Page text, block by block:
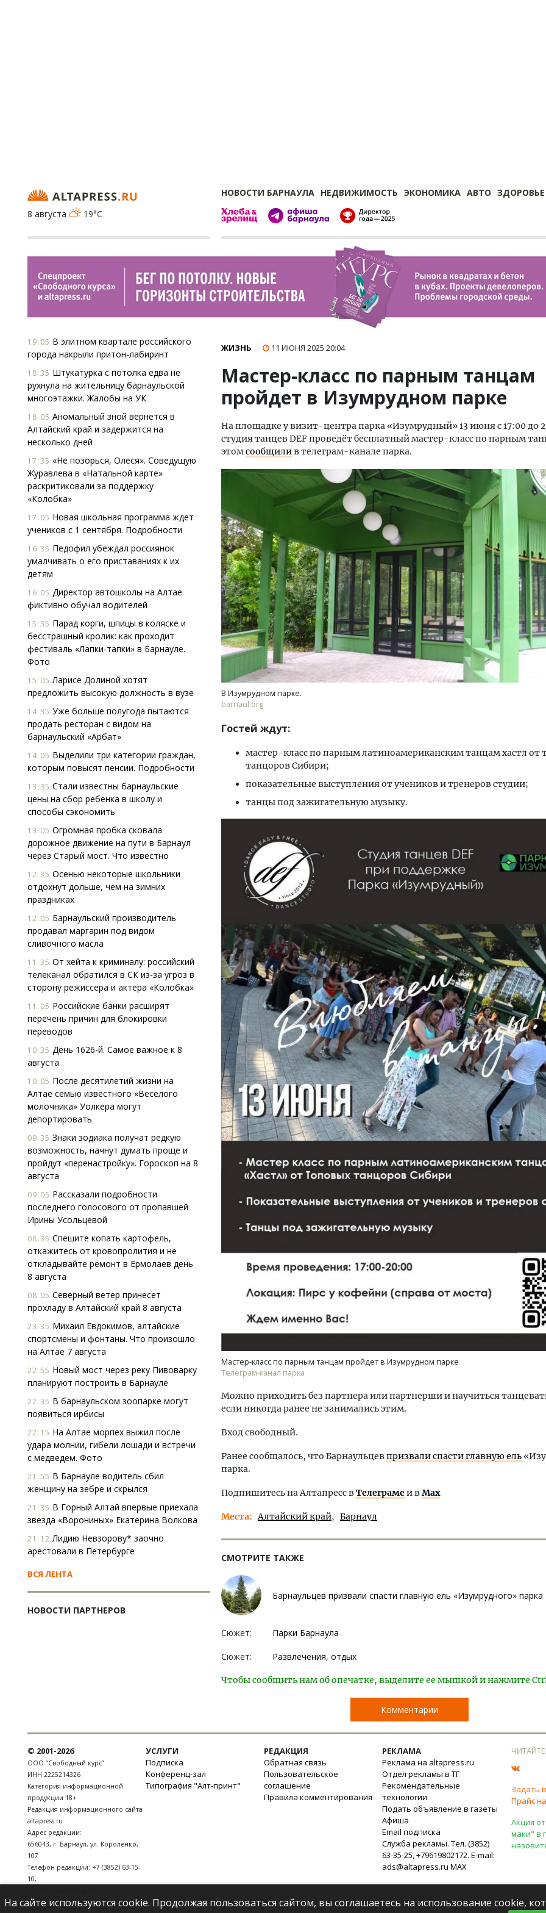
НОВОСТИ БАРНАУЛА НЕДВИЖИМОСТЬ ЭКОНОМИКА АВТО ЗДОРОВЬЕ
8 августа
19°C
19:05 В элитном квартале российского
города накрыли притон-лабиринт
18:35 Штукатурка с потолка едва не
рухнула на жительницу барнаульской
многоэтажки. Жалобы на УК
18:05 Аномальный зной вернется в
Алтайский край и задержится на
несколько дней
17:35 «Не позорься, Олеся». Соведущую
Журавлева в «Натальной карте»
раскритиковали за поддержку
«Колобка»
17:05 Новая школьная программа ждет
учеников с 1 сентября. Подробности
16:35 Педофил убеждал россиянок
умалчивать о его приставаниях к их
детям
16:05 Директор автошколы на Алтае
фиктивно обучал водителей
15:35 Парад корги, шпицы в коляске и
бесстрашный кролик: как проходит
фестиваль «Лапки-тапки» в Барнауле.
Фото
15:05 Ларисе Долиной хотят
предложить высокую должность в вузе
14:35 Уже больше полугода пытаются
продать ресторан с видом на
барнаульский «Арбат»
14:05 Выделили три категории граждан,
которым повысят пенсии. Подробности
13:35 Стали известны барнаульские
цены на сбор ребенка в школу и
способы сэкономить
13:05 Огромная пробка сковала
дорожное движение на пути в Барнаул
через Старый мост. Что известно
12:35 Осенью некоторые школьники
отдохнут дольше, чем на зимних
праздниках
12:05 Барнаульский производитель
продавал маргарин под видом
сливочного масла
11:35 От хейта к криминалу: российский
телеканал обратился в СК из-за угроз в
сторону режиссера и актера «Колобка»
11:05 Российские банки расширят
перечень причин для блокировки
переводов
10:35 День 1626-й. Самое важное к 8
августа
10:05 После десятилетий жизни на
Алтае семью известного «Веселого
молочника» Уолкера могут
депортировать
09:35 Знаки зодиака получат редкую
возможность, начнут думать проще и
пройдут «перенастройку». Гороскоп на 8
августа
09:05 Рассказали подробности
последнего голосового от пропавшей
Ирины Усольцевой
08:35 Спешите копать картофель,
откажитесь от кровопролития и не
откладывайте ремонт в Ермолаев день
8 августа
08:05 Северный ветер принесет
прохладу в Алтайский край 8 августа
23:35 Михаил Евдокимов, алтайские
спортсмены и фонтаны. Что произошло
на Алтае 7 августа
22:55 Новый мост через реку Пивоварку
планируют построить в Барнауле
22:35 В барнаульском зоопарке могут
появиться ирбисы
22:15 На Алтае морпех выжил после
удара молнии, гибели лошади и встречи
с медведем. Фото
21:55 В Барнауле водитель сбил
женщину на зебре и скрылся
21:35 В Горный Алтай впервые приехала
звезда «Ворониных» Екатерина Волкова
21:12 Лидию Невзорову* заочно
арестовали в Петербурге
ВСЯ ЛЕНТА
НОВОСТИ ПАРТНЕРОВ
ЖИЗНЬ 11 ИЮНЯ 2025 20:04
Мастер-класс по парным танцам
пройдет в Изумрудном парке
На площадке у визит-центра парка «Изумрудный» 13 июня с 17:00 до
студия танцев DEF проведёт бесплатный мастер-класс по парным
этомсообщилив телеграм-канале парка.
В Изумрудном парке.
barnaul.org
Гостей ждут:
мастер-класс по парным латиноамериканским танцам хастл от
танцоров Сибири;
показательные выступления от учеников и тренеров студии;
танцы под зажигательную музыку.
Мастер-класс по парным танцам пройдет в Изумрудном парке
Телеграм-канал парка
Можно приходить без партнера или партнерши и научиться
если никогда ранее не занимались этим.
Вход свободный.
Ранее сообщалось, что Барнаульцевпризвали спасти главную ель
парка.
Подпишитесь на Алтапресс вТелеграмеи вMax
Места Алтайский край Барнаул
СМОТРИТЕ ТАКЖЕ
Барнаульцев призвали спасти главную ель «Изумрудного» парка
Сюжет: Парки Барнаула
Сюжет: Развлечения, отдых
Чтобы сообщить нам об опечатке, выделите ее мышкой и нажмите
Комментарии
Смелость архитектурных идей.
ЗИАС — об эстетике городов,
трендах в фасадах и развитии рынка
СТРОИТЕЛЬСТВО
Ищем новые берега. Гендиректор
«Жилищной инициативы» Юрий
Гатилов — о том, как девелоперу
штормит
Архитектурный код
земли. Мощение
плитами становится
© 2001-2026
ООО “Свободный курс”
ИНН 2225214326
Категория информационной
продукции 18+
Редакция информационного сайта
altapress.ru
Адрес редакции:
656043, г. Барнаул, ул. Короленко,
107
Телефон редакции: +7 (3852) 63-15-
10,
УСЛУГИ
Подписка
Конференц-зал
Типография "Алт-принт"
РЕДАКЦИЯ
Обратная связь
Пользовательское
соглашение
Правила комментирования
РЕКЛАМА
Реклама на altapress.ru
Отдел рекламы в ТГ
Рекомендательные
технологии
Подать объявление в газеты
Афиша
Email подписка
Служба рекламы. Тел. (3852)
63-35-25, +79619802172. E-mail:
ads@altapress.ru MAX
Задать
Прайс
Акция
маки" в
На сайте используются cookie. Продолжая пользоваться сайтом, вы соглашаетесь на использование cookie,